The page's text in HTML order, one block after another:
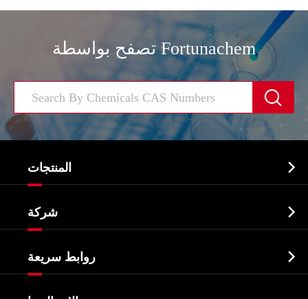
تصفح بواسطة Fortunachem

المنتجات 
الصيدلانية وسيطة
البيوكيميائية
Agrochemicals و الوسطيات
شركة 
شهادات و مصنع تظهر
شركة التاريخ
روابط سريعة 